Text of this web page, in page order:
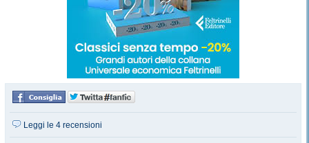
Leggi le 4 recensioni